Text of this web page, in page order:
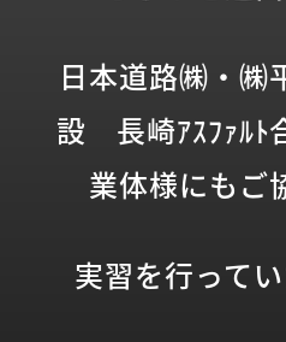
日本道路㈱・㈱
設 長崎ｱｽﾌｧﾙﾄ
業体様にもご
実習を行って